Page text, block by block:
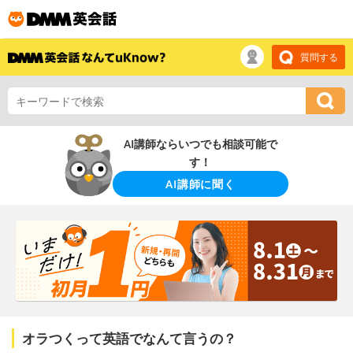
質問する
AI講師ならいつでも相談可能で
す！
AI講師に聞く
オラつくって英語でなんて言うの？